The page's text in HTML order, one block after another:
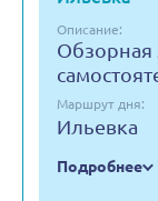
Описание:
Обзорная
Маршрут дня:
Ильевка
Подробнее